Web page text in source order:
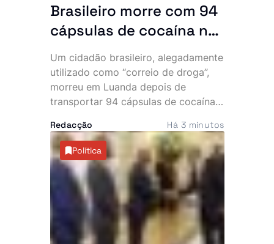
Brasileiro morre com 94
cápsulas de cocaína no
abdómen e SIC
desmantela parte da
rede
Um cidadão brasileiro, alegadamente
utilizado como “correio de droga”,
morreu em Luanda depois de
transportar 94 cápsulas de cocaína
Investigação Criminal (SIC) anunciou,
esta sexta-feira, a detenção de três
cidadãos angolanos suspeitos de
envolvimento no caso, que expôs
uma alegada rede internacional de
tráfico de estupefacientes com
ligações ao Brasil.
Redacção Há 3 minutos
Política